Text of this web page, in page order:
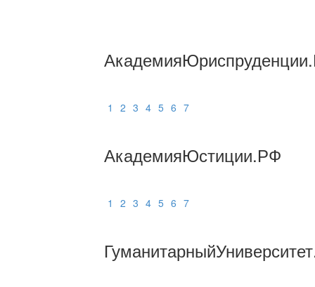
1 2 3 4 5 6 7
АкадемияЮстиции.РФ
1 2 3 4 5 6 7